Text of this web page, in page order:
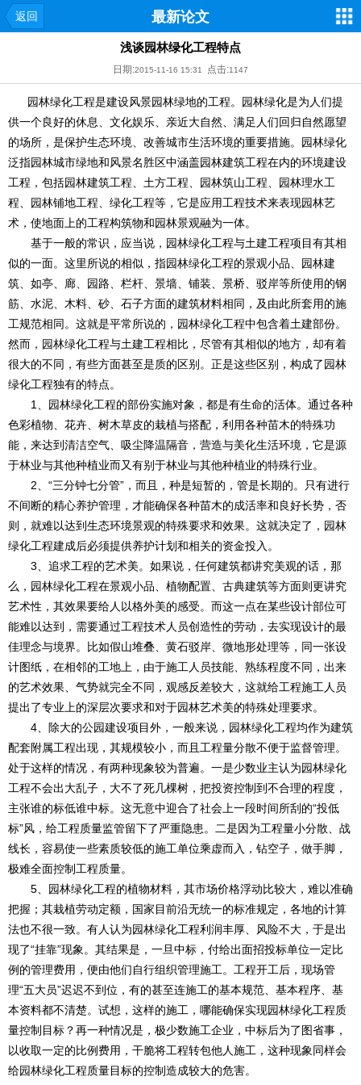
返回 最新论文
浅谈园林绿化工程特点
日期:2015-11-16 15:31 点击:1147
园林绿化工程是建设风景园林绿地的工程。园林绿化是为人们提
供一个良好的休息、文化娱乐、亲近大自然、满足人们回归自然愿望
的场所，是保护生态环境、改善城市生活环境的重要措施。园林绿化
泛指园林城市绿地和风景名胜区中涵盖园林建筑工程在内的环境建设
工程，包括园林建筑工程、土方工程、园林筑山工程、园林理水工
程、园林铺地工程、绿化工程等，它是应用工程技术来表现园林艺
术，使地面上的工程构筑物和园林景观融为一体。
基于一般的常识，应当说，园林绿化工程与土建工程项目有其相
似的一面。这里所说的相似，指园林绿化工程的景观小品、园林建
筑、如亭、廊、园路、栏杆、景墙、铺装、景桥、驳岸等所使用的钢
筋、水泥、木料、砂、石子方面的建筑材料相同，及由此所套用的施
工规范相同。这就是平常所说的，园林绿化工程中包含着土建部份。
然而，园林绿化工程与土建工程相比，尽管有其相似的地方，却有着
很大的不同，有些方面甚至是质的区别。正是这些区别，构成了园林
绿化工程独有的特点。
1、园林绿化工程的部份实施对象，都是有生命的活体。通过各种
色彩植物、花卉、树木草皮的栽植与搭配，利用各种苗木的特殊功
能，来达到清洁空气、吸尘降温隔音，营造与美化生活环境，它是源
于林业与其他种植业而又有别于林业与其他种植业的特殊行业。
2、“三分钟七分管”，而且，种是短暂的，管是长期的。只有进行
不间断的精心养护管理，才能确保各种苗木的成活率和良好长势，否
则，就难以达到生态环境景观的特殊要求和效果。这就决定了，园林
绿化工程建成后必须提供养护计划和相关的资金投入。
3、追求工程的艺术美。如果说，任何建筑都讲究美观的话，那
么，园林绿化工程在景观小品、植物配置、古典建筑等方面则更讲究
艺术性，其效果要给人以格外美的感受。而这一点在某些设计部位可
能难以达到，需要通过工程技术人员创造性的劳动，去实现设计的最
佳理念与境界。比如假山堆叠、黄石驳岸、微地形处理等，同一张设
计图纸，在相邻的工地上，由于施工人员技能、熟练程度不同，出来
的艺术效果、气势就完全不同，观感反差较大，这就给工程施工人员
提出了专业上的深层次要求和对于园林艺术美的特殊处理要求。
4、除大的公园建设项目外，一般来说，园林绿化工程均作为建筑
配套附属工程出现，其规模较小，而且工程量分散不便于监督管理。
处于这样的情况，有两种现象较为普遍。一是少数业主认为园林绿化
工程不会出大乱子，大不了死几棵树，把投资控制到不合理的程度，
主张谁的标低谁中标。这无意中迎合了社会上一段时间所刮的“投低
标”风，给工程质量监管留下了严重隐患。二是因为工程量小分散、战
线长，容易使一些素质较低的施工单位乘虚而入，钻空子，做手脚，
极难全面控制工程质量。
5、园林绿化工程的植物材料，其市场价格浮动比较大，难以准确
把握；其栽植劳动定额，国家目前沿无统一的标准规定，各地的计算
法也不很一致。有人认为园林绿化工程利润丰厚、风险不大，于是出
现了“挂靠”现象。其结果是，一旦中标，付给出面招投标单位一定比
例的管理费用，便由他们自行组织管理施工。工程开工后，现场管
理“五大员”迟迟不到位，有的甚至连施工的基本规范、基本程序、基
本资料都不清楚。试想，这样的施工，哪能确保实现园林绿化工程质
量控制目标？再一种情况是，极少数施工企业，中标后为了图省事，
以收取一定的比例费用，干脆将工程转包他人施工，这种现象同样会
给园林绿化工程质量目标的控制造成较大的危害。